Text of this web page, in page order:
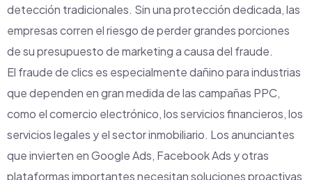
detección tradicionales. Sin una protección dedicada, las
empresas corren el riesgo de perder grandes porciones
de su presupuesto de marketing a causa del fraude.
El fraude de clics es especialmente dañino para industrias
que dependen en gran medida de las campañas PPC,
como el comercio electrónico, los servicios financieros, los
servicios legales y el sector inmobiliario. Los anunciantes
que invierten en Google Ads, Facebook Ads y otras
plataformas importantes necesitan soluciones proactivas